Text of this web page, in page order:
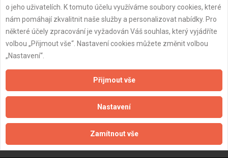
ZPĚT
o jeho uživatelích. K tomuto účelu využíváme soubory cookies, které
nám pomáhají zkvalitnit naše služby a personalizovat nabídky. Pro
některé účely zpracování je vyžadován Váš souhlas, který vyjádříte
volbou „Přijmout vše“. Nastavení cookies můžete změnit volbou
„Nastavení“.
Přijmout vše
Nastavení
Zamítnout vše